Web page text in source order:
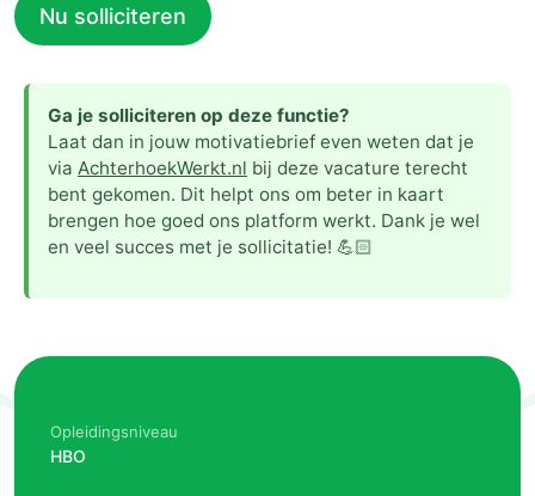
Nu solliciteren
Ga je solliciteren op deze functie?
Laat dan in jouw motivatiebrief even weten dat je
via AchterhoekWerkt.nl bij deze vacature terecht
bent gekomen. Dit helpt ons om beter in kaart
brengen hoe goed ons platform werkt. Dank je wel
en veel succes met je sollicitatie! 💪🏻
Opleidingsniveau
HBO